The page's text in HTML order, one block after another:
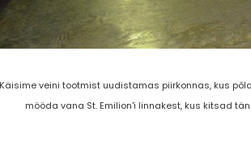
Käisime veini tootmist uudistamas piirkonnas, kus
mööda vana St. Emilion'i linnakest, kus kitsad